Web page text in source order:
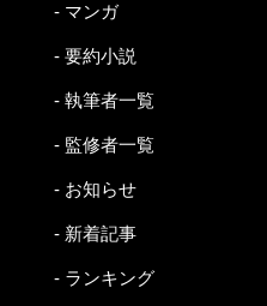
- マンガ
- 要約小説
- 執筆者一覧
- 監修者一覧
- お知らせ
- 新着記事
- ランキング